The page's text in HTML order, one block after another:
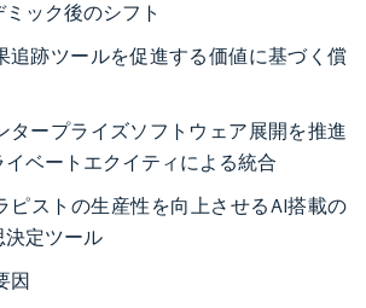
ック後のシフト
追跡ツールを促進する価値に基づく償
タープライズソフトウェア展開を推進
イベートエクイティによる統合
ピストの生産性を向上させるAI搭載の
決定ツール
因